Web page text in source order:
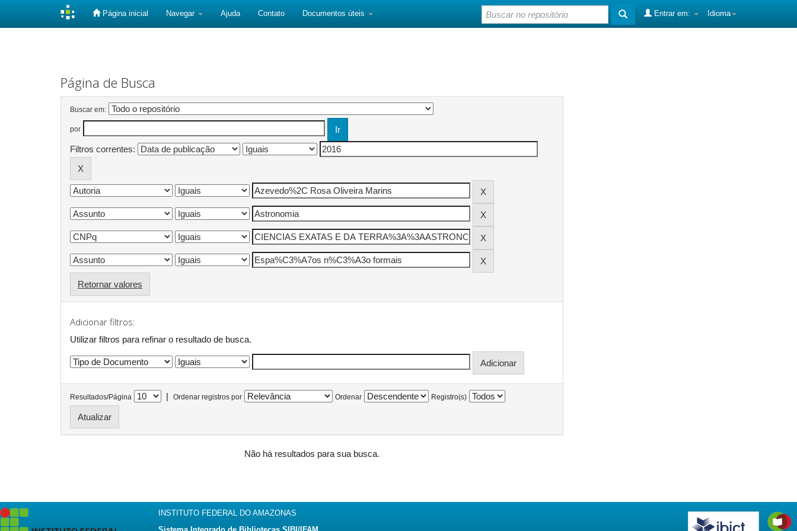
Página inicial Navegar Ajuda Contato Documentos úteis Idioma
Entrar em:
Página de Busca
Buscar em:
por
Filtros correntes:
Retornar valores
Adicionar filtros:
Utilizar filtros para refinar o resultado de busca.
Resultados/Página | Ordenar registros por Ordenar Registro(s)
Não há resultados para sua busca.
INSTITUTO FEDERAL DO AMAZONAS